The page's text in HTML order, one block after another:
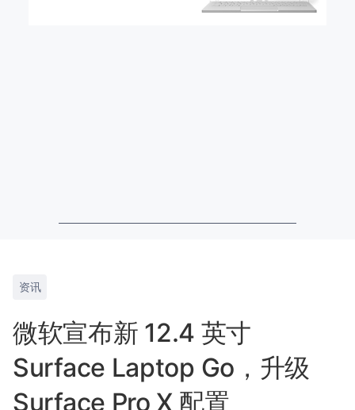
资讯
微软宣布新 12.4 英寸
Surface Laptop Go，升级
Surface Pro X 配置